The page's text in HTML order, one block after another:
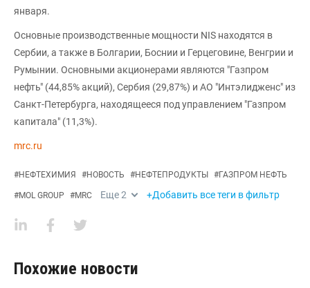
января.
Основные производственные мощности NIS находятся в
Сербии, а также в Болгарии, Боснии и Герцеговине, Венгрии и
Румынии. Основными акционерами являются "Газпром
нефть" (44,85% акций), Сербия (29,87%) и АО "Интэлидженс" из
Санкт-Петербурга, находящееся под управлением "Газпром
капитала" (11,3%).
mrc.ru
#НЕФТЕХИМИЯ #НОВОСТЬ #НЕФТЕПРОДУКТЫ #ГАЗПРОМ НЕФТЬ
#MOL GROUP #MRC Еще2 +Добавить все теги в фильтр
Похожие новости